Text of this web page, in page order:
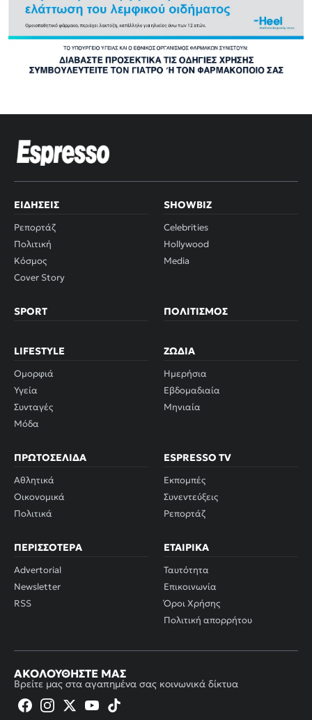
ΕΙΔΉΣΕΙΣ
Ρεπορτάζ
Πολιτική
Κόσμος
Cover Story
SHOWBIZ
Celebrities
Hollywood
Media
SPORT ΠΟΛΙΤΙΣΜΌΣ
LIFESTYLE
Ομορφιά
Υγεία
Συνταγές
Μόδα
ΖΏΔΙΑ
Ημερήσια
Εβδομαδιαία
Μηνιαία
ΠΡΩΤΟΣΈΛΙΔΑ
Αθλητικά
Οικονομικά
Πολιτικά
ESPRESSO TV
Εκπομπές
Συνεντεύξεις
Ρεπορτάζ
ΠΕΡΙΣΣΌΤΕΡΑ
Advertorial
Newsletter
RSS
ΕΤΑΙΡΙΚΆ
Ταυτότητα
Επικοινωνία
Όροι Χρήσης
Πολιτική απορρήτου
ΑΚΟΛΟΥΘΉΣΤΕ ΜΑΣ
Βρείτε μας στα αγαπημένα σας κοινωνικά δίκτυα